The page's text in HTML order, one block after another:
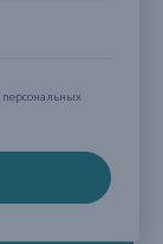
персональных